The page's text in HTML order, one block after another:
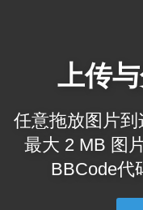
上传
任意拖放图片
最大 2 MB 图
BBCode代